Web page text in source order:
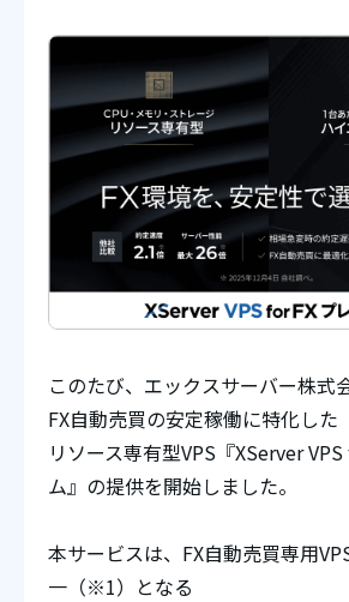
このたび、エックスサーバー株式
FX自動売買の安定稼働に特化した
リソース専有型VPS『XServer
ム』の提供を開始しました。
本サービスは、FX自動売買専用
一（※1）となる